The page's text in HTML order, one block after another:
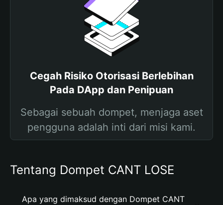
Cegah Risiko Otorisasi Berlebihan
Pada DApp dan Penipuan
Sebagai sebuah dompet, menjaga aset
pengguna adalah inti dari misi kami.
Tentang Dompet CANT LOSE
Apa yang dimaksud dengan Dompet CANT